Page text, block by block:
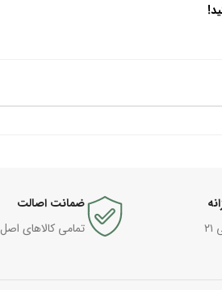
ضمانت اصالت
تمامی کالاهای اصل